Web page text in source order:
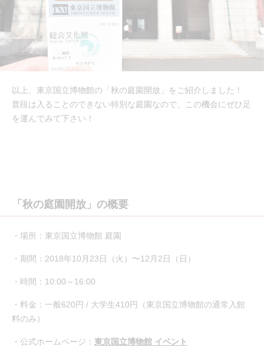
以上、東京国立博物館の「秋の庭園開放」をご紹介しました！
普段は入ることのできない特別な庭園なので、この機会にぜひ足
を運んでみて下さい！
「秋の庭園開放」の概要
・場所：東京国立博物館 庭園
・期間：2018年10月23日（火）〜12月2日（日）
・時間：10:00～16:00
・料金：一般620円 / 大学生410円（東京国立博物館の通常入館
料のみ）
・公式ホームページ： 東京国立博物館 イベント